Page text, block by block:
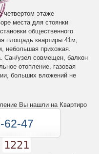
четвертом этаже
места для стоянки
общественного
площадь квартиры 41м,
небольшая прихожая.
Сан/узел совмещен, балкон
отопление, газовая
больших вложений не
Вы нашли на Квартиро
62-47
1221